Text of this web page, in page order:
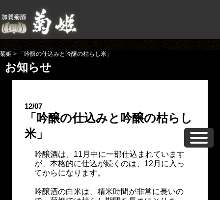
菊姫 > 「吟醸の仕込みと吟醸の枯らし米」
お知らせ
12/07
「吟醸の仕込みと吟醸の枯らし
米」
吟醸酒は、11月中に一部仕込まれています
が、本格的に仕込が続くのは、12月に入っ
てからになります。
吟醸酒の白米は、精米時間が非常に長いの